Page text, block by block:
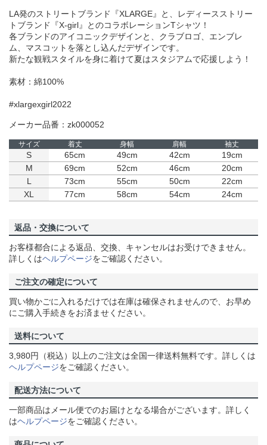
LA発のストリートブランド『XLARGE』と、レディースストリー
トブランド『X-girl』とのコラボレーションTシャツ！
各ブランドのアイコニックデザインと、クラブロゴ、エンブレ
ム、マスコットを落とし込んだデザインです。
新たな観戦スタイルを身に着けて夏はスタジアムで応援しよう！
素材：綿100%
#xlargexgirl2022
メーカー品番：zk000052
サイズ 着丈 身幅 肩幅 袖丈
S 65cm 49cm 42cm
19cm
M
69cm 52cm 46cm
20cm
L
73cm 55cm 50cm
22cm
XL
77cm 58cm 54cm 24cm
返品・交換について
お客様都合による返品、交換、キャンセルはお受けできません。
詳しくはヘルプページをご確認ください。
ご注文の確定について
買い物かごに入れるだけでは在庫は確保されませんので、お早め
にご購入手続きをお済ませください。
送料について
3,980円（税込）以上のご注文は全国一律送料無料です。詳しくは
ヘルプページをご確認ください。
配送方法について
一部商品はメール便でのお届けとなる場合がございます。詳しく
はヘルプページをご確認ください。